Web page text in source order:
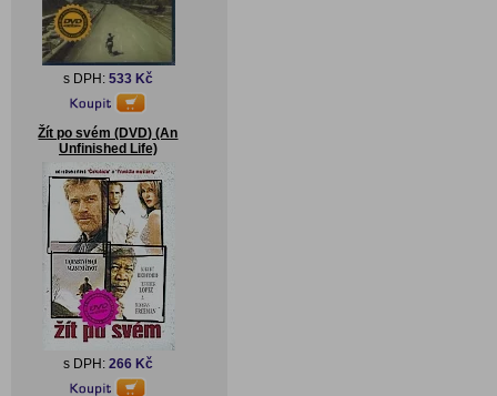
s DPH: 533 Kč
Žít po svém (DVD) (An
Unfinished Life)
s DPH: 266 Kč